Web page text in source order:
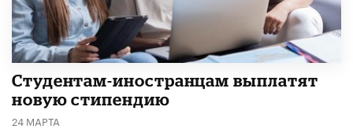
Студентам-иностранцам выплатят
новую стипендию
24 МАРТА